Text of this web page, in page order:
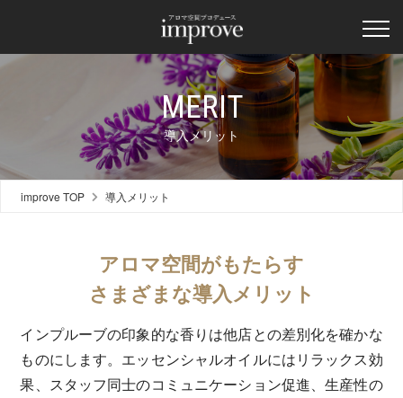
MERIT
導入メリット
improve TOP 導入メリット
アロマ空間がもたらす
さまざまな導入メリット
インプルーブの印象的な香りは他店との差別化を確かな
ものにします。エッセンシャルオイルにはリラックス効
果、スタッフ同士のコミュニケーション促進、生産性の